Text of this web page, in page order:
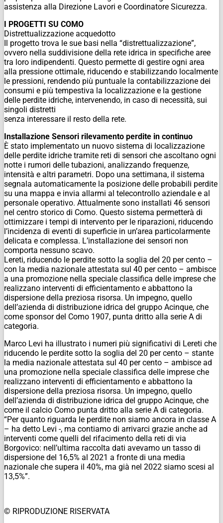
assistenza alla Direzione Lavori e Coordinatore Sicurezza.
I PROGETTI SU COMO
Distrettualizzazione acquedotto
Il progetto trova le sue basi nella “distrettualizzazione”,
ovvero nella suddivisione della rete idrica in specifiche aree
tra loro indipendenti. Questo permette di gestire ogni area
alla pressione ottimale, riducendo e stabilizzando localmente
le pressioni, rendendo più puntuale la contabilizzazione dei
consumi e più tempestiva la localizzazione e la gestione
delle perdite idriche, intervenendo, in caso di necessità, sui
singoli distretti
senza interessare il resto della rete.
Installazione Sensori rilevamento perdite in continuo
È stato implementato un nuovo sistema di localizzazione
delle perdite idriche tramite reti di sensori che ascoltano ogni
notte i rumori delle tubazioni, analizzando frequenze,
intensità e altri parametri. Dopo una settimana, il sistema
segnala automaticamente la posizione delle probabili perdite
su una mappa e invia allarmi al telecontrollo aziendale e al
personale operativo. Attualmente sono installati 46 sensori
nel centro storico di Como. Questo sistema permetterà di
ottimizzare i tempi di intervento per le riparazioni, riducendo
l’incidenza di eventi di superficie in un’area particolarmente
delicata e complessa. L’installazione dei sensori non
comporta nessuno scavo.
Lereti, riducendo le perdite sotto la soglia del 20 per cento –
con la media nazionale attestata sul 40 per cento – ambisce
a una promozione nella speciale classifica delle imprese che
realizzano interventi di efficientamento e abbattono la
dispersione della preziosa risorsa. Un impegno, quello
dell’azienda di distribuzione idrica del gruppo Acinque, che
come sponsor del Como 1907, punta dritto alla serie A di
categoria.
Marco Levi ha illustrato i numeri più significativi di Lereti che
riducendo le perdite sotto la soglia del 20 per cento – stante
la media nazionale attestata sul 40 per cento – ambisce ad
una promozione nella speciale classifica delle imprese che
realizzano interventi di efficientamento e abbattono la
dispersione della preziosa risorsa. Un impegno, quello
dell’azienda di distribuzione idrica del gruppo Acinque, che
come il calcio Como punta dritto alla serie A di categoria.
“Per quanto riguarda le perdite non siamo ancora in classe A
– ha detto Levi -, ma contiamo di arrivarci grazie anche ad
interventi come quelli del rifacimento della reti di via
Borgovico: nell’ultima raccolta dati avevamo un tasso di
dispersione del 16,5% al 2021 a fronte di una media
nazionale che supera il 40%, ma già nel 2022 siamo scesi al
13,5%”.
© RIPRODUZIONE RISERVATA